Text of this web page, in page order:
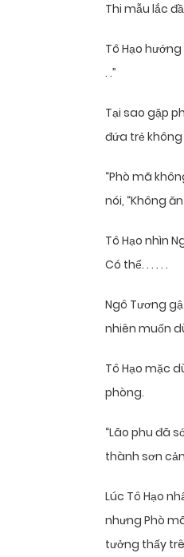
Thi mẫu lắc
Tô Hạo
. .”
Tại sao gặp
đứa trẻ
“Phò mã
nói, “Không
Tô Hạo nhìn
Có thể. . . . . .
Ngô Tương
nhiên muốn
Tô Hạo mặc
phòng.
“Lão phu đã
thành sơn
Lúc Tô Hạo
nhưng Phò
tưởng thấy